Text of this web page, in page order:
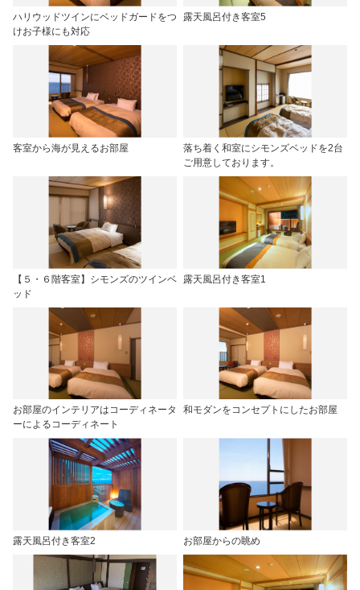
ハリウッドツインにベッドガードをつ
けお子様にも対応
露天風呂付き客室5
客室から海が見えるお部屋
落ち着く和室にシモンズベッドを2台
ご用意しております。
【５・６階客室】シモンズのツインベ
ッド
露天風呂付き客室1
お部屋のインテリアはコーディネータ
ーによるコーディネート
和モダンをコンセプトにしたお部屋
露天風呂付き客室2 お部屋からの眺め